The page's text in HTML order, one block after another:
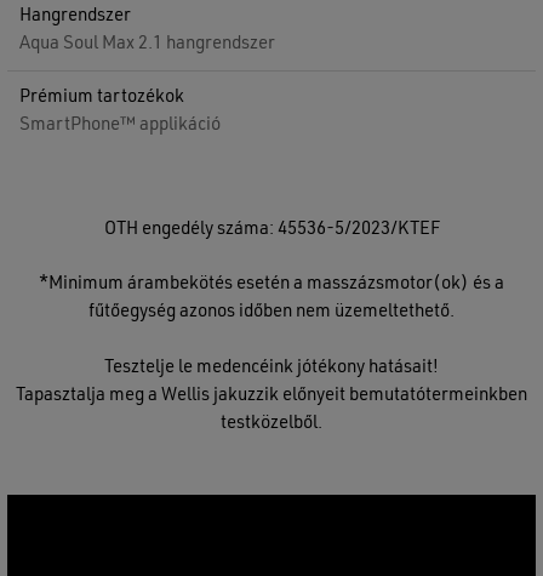
Hangrendszer
Aqua Soul Max 2.1 hangrendszer
Prémium tartozékok
SmartPhone™ applikáció
OTH engedély száma: 45536-5/2023/KTEF
*Minimum árambekötés esetén a masszázsmotor(ok) és a
fűtőegység azonos időben nem üzemeltethető.
Tesztelje le medencéink jótékony hatásait!
Tapasztalja meg a Wellis jakuzzik előnyeit bemutatótermeinkben
testközelből.